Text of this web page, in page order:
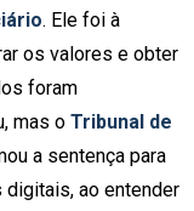
. Ele foi à
os valores e obter
foram
mas o Tribunal de
a sentença para
ao entender